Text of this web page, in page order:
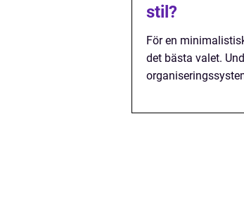
stil?
För en
det bästa valet.